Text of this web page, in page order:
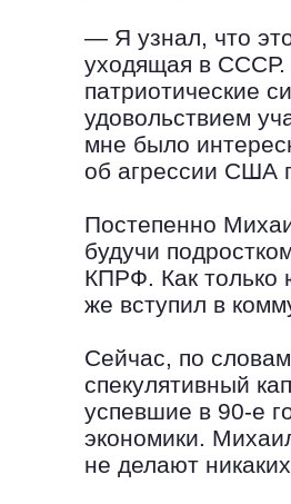
— Я узнал, что
уходящая в СССР.
патриотические
удовольствием
мне было
об агрессии США
Постепенно
будучи
КПРФ. Как только
же вступил в
Сейчас, по
спекулятивный
успевшие в 90-е
экономики.
не делают